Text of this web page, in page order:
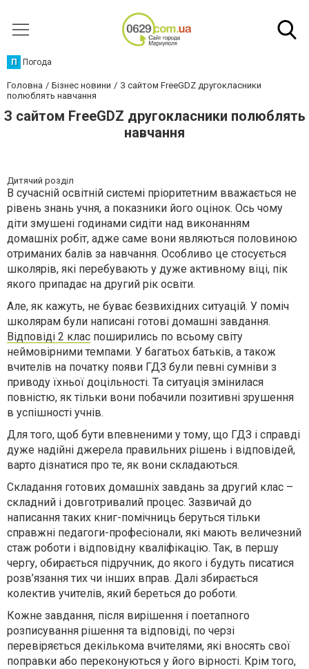
П Погода
Головна Бізнес новини
З сайтом FreeGDZ другокласники
полюблять навчання
З сайтом FreeGDZ другокласники полюблять
навчання
Дитячий розділ
В сучасній освітній системі пріоритетним вважається не
рівень знань учня, а показники його оцінок. Ось чому
діти змушені годинами сидіти над виконанням
домашніх робіт, адже саме вони являються половиною
отриманих балів за навчання. Особливо це стосується
школярів, які перебувають у дуже активному віці, пік
якого припадає на другий рік освіти.
Але, як кажуть, не буває безвихідних ситуацій. У поміч
школярам були написані готові домашні завдання.
Відповіді 2 клас поширились по всьому світу
неймовірними темпами. У багатьох батьків, а також
вчителів на початку появи ГДЗ були певні сумніви з
приводу їхньої доцільності. Та ситуація змінилася
повністю, як тільки вони побачили позитивні зрушення
в успішності учнів.
Для того, щоб бути впевненими у тому, що ГДЗ і справді
дуже надійні джерела правильних рішень і відповідей,
варто дізнатися про те, як вони складаються.
Складання готових домашніх завдань за другий клас –
складний і довготривалий процес. Зазвичай до
написання таких книг-помічниць беруться тільки
справжні педагоги-професіонали, які мають величезний
стаж роботи і відповідну кваліфікацію. Так, в першу
чергу, обирається підручник, до якого і будуть писатися
розв’язання тих чи інших вправ. Далі збирається
колектив учителів, який береться до роботи.
Кожне завдання, після вирішення і поетапного
розписування рішення та відповіді, по черзі
перевіряється декількома вчителями, які вносять свої
поправки або переконуються у його вірності. Крім того,